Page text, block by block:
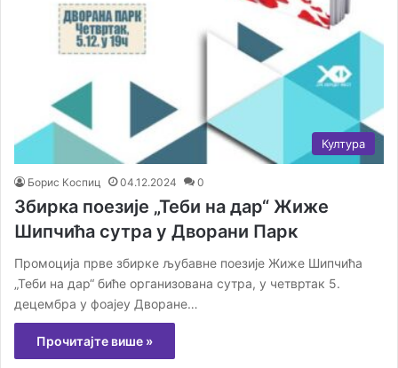
Култура
Борис Коспиц 04.12.2024 0
Збирка поезије „Теби на дар“ Жиже
Шипчића сутра у Дворани Парк
Промоција прве збирке љубавне поезије Жиже Шипчића
„Теби на дар“ биће организована сутра, у четвртак 5.
децембра у фоајеу Дворане…
Прочитајте више »